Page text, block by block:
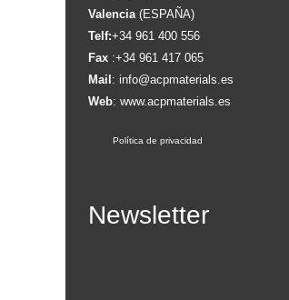
Valencia (ESPAÑA)
Telf:+34 961 400 556
Fax :+34 961 417 065
Mail : info@acpmaterials.es
Web: www.acpmaterials.es
Política de privacidad
Newsletter